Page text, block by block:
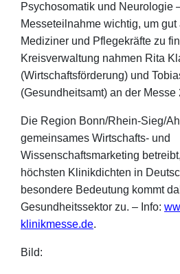
Psychosomatik und Neurologie
Messeteilnahme wichtig, um
Mediziner und Pflegekräfte zu
Kreisverwaltung nahmen Rita
(Wirtschaftsförderung) und
(Gesundheitsamt) an der Messe
Die Region Bonn/Rhein-Sieg/
gemeinsames Wirtschafts- und
Wissenschaftsmarketing
höchsten Klinikdichten in
besondere Bedeutung kommt
Gesundheitssektor zu. – Info:
klinikmesse.de.
Bild: